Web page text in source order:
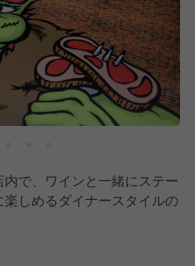
で、ワインと一緒にステー
しめるダイナースタイルの